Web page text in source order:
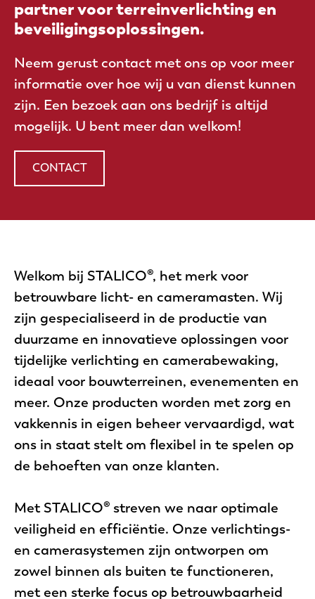
partner voor terreinverlichting en
beveiligingsoplossingen.
Neem gerust contact met ons op voor meer
informatie over hoe wij u van dienst kunnen
zijn. Een bezoek aan ons bedrijf is altijd
mogelijk. U bent meer dan welkom!
CONTACT
Welkom bij STALICO®, het merk voor
betrouwbare licht- en cameramasten. Wij
zijn gespecialiseerd in de productie van
duurzame en innovatieve oplossingen voor
tijdelijke verlichting en camerabewaking,
ideaal voor bouwterreinen, evenementen en
meer. Onze producten worden met zorg en
vakkennis in eigen beheer vervaardigd, wat
ons in staat stelt om flexibel in te spelen op
de behoeften van onze klanten.
Met STALICO® streven we naar optimale
veiligheid en efficiëntie. Onze verlichtings-
en camerasystemen zijn ontworpen om
zowel binnen als buiten te functioneren,
met een sterke focus op betrouwbaarheid